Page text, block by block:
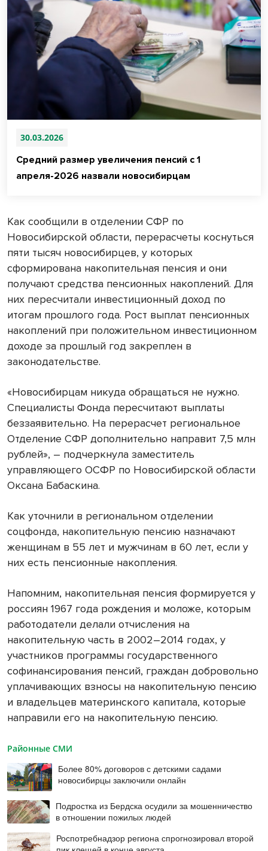
30.03.2026
Средний размер увеличения пенсий с 1
апреля-2026 назвали новосибирцам
Как сообщили в отделении СФР по
Новосибирской области, перерасчеты коснуться
пяти тысяч новосибирцев, у которых
сформирована накопительная пенсия и они
получают средства пенсионных накоплений. Для
них пересчитали инвестиционный доход по
итогам прошлого года. Рост выплат пенсионных
накоплений при положительном инвестиционном
доходе за прошлый год закреплен в
законодательстве.
«Новосибирцам никуда обращаться не нужно.
Специалисты Фонда пересчитают выплаты
беззаявительно. На перерасчет региональное
Отделение СФР дополнительно направит 7,5 млн
рублей», – подчеркнула заместитель
управляющего ОСФР по Новосибирской области
Оксана Бабаскина.
Как уточнили в региональном отделении
соцфонда, накопительную пенсию назначают
женщинам в 55 лет и мужчинам в 60 лет, если у
них есть пенсионные накопления.
Напомним, накопительная пенсия формируется у
россиян 1967 года рождения и моложе, которым
работодатели делали отчисления на
накопительную часть в 2002–2014 годах, у
участников программы государственного
софинансирования пенсий, граждан добровольно
уплачивающих взносы на накопительную пенсию
и владельцев материнского капитала, которые
направили его на накопительную пенсию.
Районные СМИ
Более 80% договоров с детскими садами
новосибирцы заключили онлайн
Подростка из Бердска осудили за мошенничество
в отношении пожилых людей
Роспотребнадзор региона спрогнозировал второй